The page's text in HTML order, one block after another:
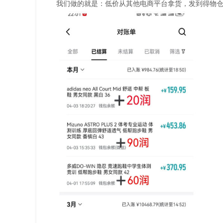
我们做的就是：低价从其他电商平台拿货，发到得物